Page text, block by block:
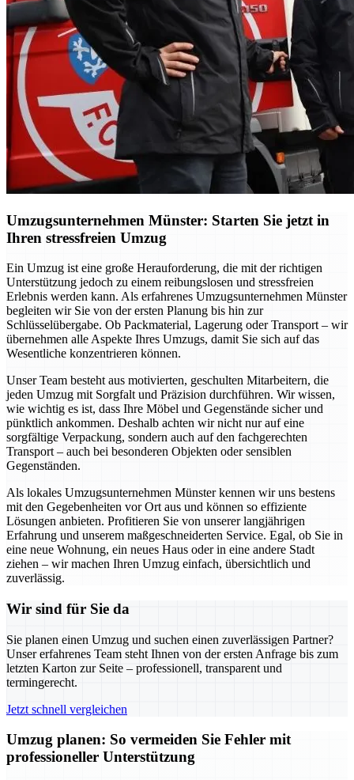
Umzugsunternehmen Münster: Starten Sie jetzt in
Ihren stressfreien Umzug
Ein Umzug ist eine große Herauforderung, die mit der richtigen
Unterstützung jedoch zu einem reibungslosen und stressfreien
Erlebnis werden kann. Als erfahrenes Umzugsunternehmen Münster
begleiten wir Sie von der ersten Planung bis hin zur
Schlüsselübergabe. Ob Packmaterial, Lagerung oder Transport – wir
übernehmen alle Aspekte Ihres Umzugs, damit Sie sich auf das
Wesentliche konzentrieren können.
Unser Team besteht aus motivierten, geschulten Mitarbeitern, die
jeden Umzug mit Sorgfalt und Präzision durchführen. Wir wissen,
wie wichtig es ist, dass Ihre Möbel und Gegenstände sicher und
pünktlich ankommen. Deshalb achten wir nicht nur auf eine
sorgfältige Verpackung, sondern auch auf den fachgerechten
Transport – auch bei besonderen Objekten oder sensiblen
Gegenständen.
Als lokales Umzugsunternehmen Münster kennen wir uns bestens
mit den Gegebenheiten vor Ort aus und können so effiziente
Lösungen anbieten. Profitieren Sie von unserer langjährigen
Erfahrung und unserem maßgeschneiderten Service. Egal, ob Sie in
eine neue Wohnung, ein neues Haus oder in eine andere Stadt
ziehen – wir machen Ihren Umzug einfach, übersichtlich und
zuverlässig.
Wir sind für Sie da
Sie planen einen Umzug und suchen einen zuverlässigen Partner?
Unser erfahrenes Team steht Ihnen von der ersten Anfrage bis zum
letzten Karton zur Seite – professionell, transparent und
termingerecht.
Jetzt schnell vergleichen
Umzug planen: So vermeiden Sie Fehler mit
professioneller Unterstützung